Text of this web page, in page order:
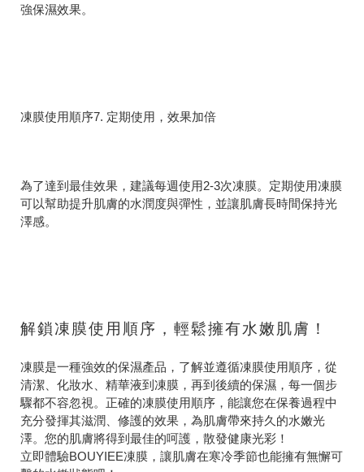
強保濕效果。
凍膜使用順序7. 定期使用，效果加倍
為了達到最佳效果，建議每週使用2-3次凍膜。定期使用凍膜
可以幫助提升肌膚的水潤度與彈性，並讓肌膚長時間保持光
澤感。
解鎖凍膜使用順序，輕鬆擁有水嫩肌膚！
凍膜是一種強效的保濕產品，了解並遵循凍膜使用順序，從
清潔、化妝水、精華液到凍膜，再到後續的保濕，每一個步
驟都不容忽視。正確的凍膜使用順序，能讓您在保養過程中
充分發揮其滋潤、修護的效果，為肌膚帶來持久的水嫩光
澤。您的肌膚將得到最佳的呵護，散發健康光彩！
立即體驗BOUYIEE凍膜，讓肌膚在寒冷季節也能擁有無懈可